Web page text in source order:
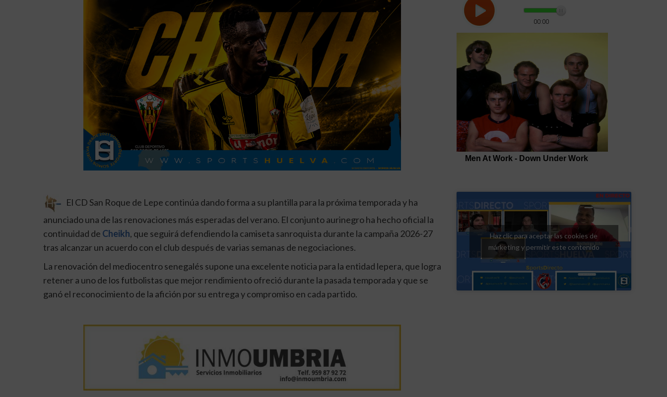
El CD San Roque de Lepe continúa dando forma a su plantilla para la próxima temporada y ha
anunciado una de las renovaciones más esperadas del verano. El conjunto aurinegro ha hecho oficial la
continuidad de Cheikh, que seguirá defendiendo la camiseta sanroquista durante la campaña 2026-27
tras alcanzar un acuerdo con el club después de varias semanas de negociaciones.
La renovación del mediocentro senegalés supone una excelente noticia para la entidad lepera, que logra
retener a uno de los futbolistas que mejor rendimiento ofreció durante la pasada temporada y que se
ganó el reconocimiento de la afición por su entrega y compromiso en cada partido.
Haz clic para aceptar las cookies de
márketing y permitir este contenido